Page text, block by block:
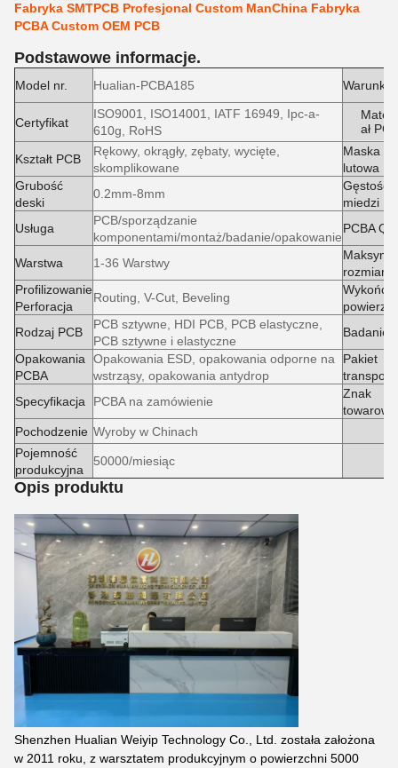
Fabryka SMTPCB Profesjonal Custom ManChina Fabryka
PCBA Custom OEM PCB
Podstawowe informacje.
Model nr. Hualian-PCBA185 Warunki
Certyfikat
ISO9001, ISO14001, IATF 16949, Ipc-a-
610g, RoHS
Materi
ał PCB
Kształt PCB
Rękowy, okrągły, zębaty, wycięte,
skomplikowane
Maska
lutowa
Grubość
deski
0.2mm-8mm
Gęstość
miedzi
Usługa
PCB/sporządzanie
komponentami/montaż/badanie/opakowanie
PCBA QA
Warstwa 1-36 Warstwy
rozmiar
Profilizowanie
Perforacja
Routing, V-Cut, Beveling
Rodzaj PCB
PCB sztywne, HDI PCB, PCB elastyczne,
PCB sztywne i elastyczne
Badanie
Opakowania
PCBA
Opakowania ESD, opakowania odporne na
wstrząsy, opakowania antydrop
Pakiet
Specyfikacja
PCBA na zamówienie
Znak
towarowy
Pochodzenie Wyroby w Chinach
Pojemność
produkcyjna
50000/miesiąc
Opis produktu
Shenzhen Hualian Weiyip Technology Co., Ltd. została założona
w 2011 roku, z warsztatem produkcyjnym o powierzchni 5000